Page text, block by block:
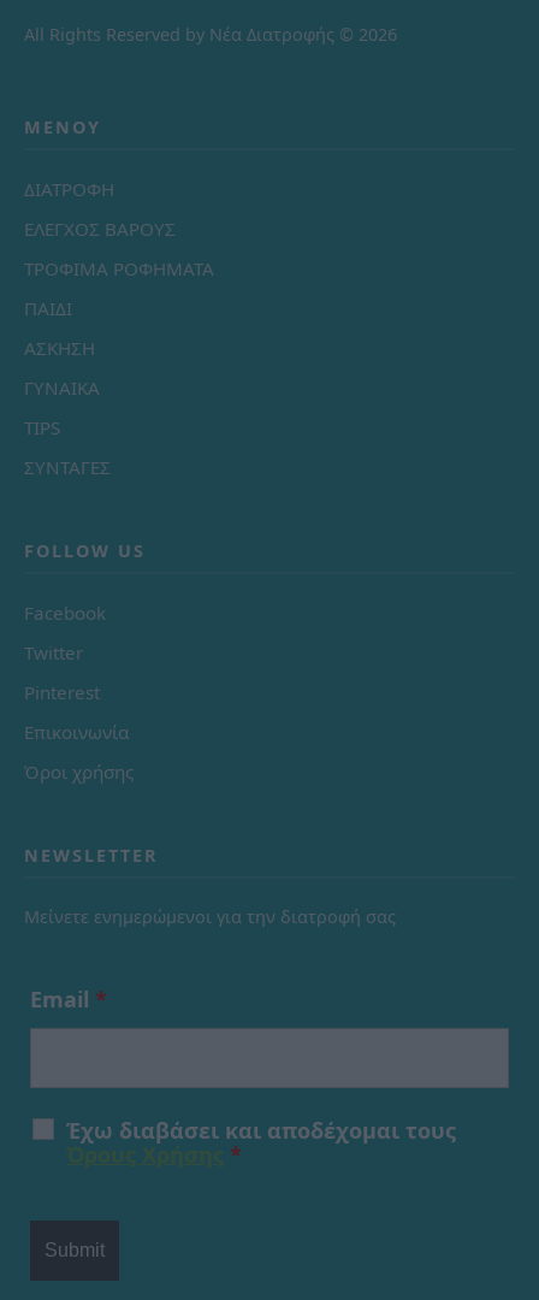
All Rights Reserved by Νέα Διατροφής © 2026
ΜΕΝΟΎ
ΔΙΑΤΡΟΦΗ
ΕΛΕΓΧΟΣ ΒΑΡΟΥΣ
ΤΡΟΦΙΜΑ ΡΟΦΗΜΑΤΑ
ΠΑΙΔΙ
ΑΣΚΗΣΗ
ΓΥΝΑΙΚΑ
TIPS
ΣΥΝΤΑΓΕΣ
FOLLOW US
Facebook
Twitter
Pinterest
Επικοινωνία
Όροι χρήσης
NEWSLETTER
Μείνετε ενημερώμενοι για την διατροφή σας
Email *
Έχω διαβάσει και αποδέχομαι τους
*